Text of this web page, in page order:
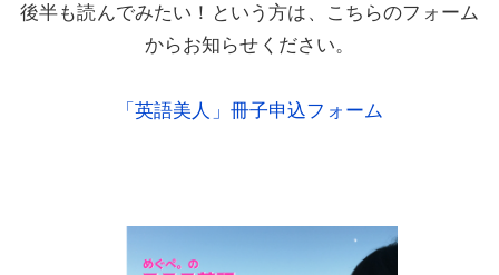
後半も読んでみたい！という方は、こちらのフォーム
からお知らせください。
「英語美人」冊子申込フォーム